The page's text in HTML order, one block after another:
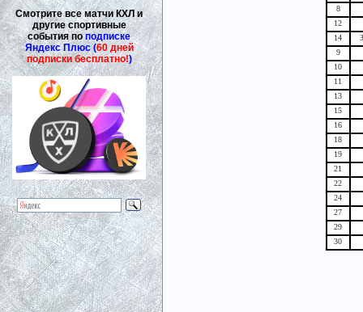
Смотрите все матчи КХЛ и
другие спортивные
события поподписке
Яндекс Плюс (60 дней
подписки бесплатно!)
8
12
14
9
10
11
13
15
16
18
19
21
22
24
27
29
30